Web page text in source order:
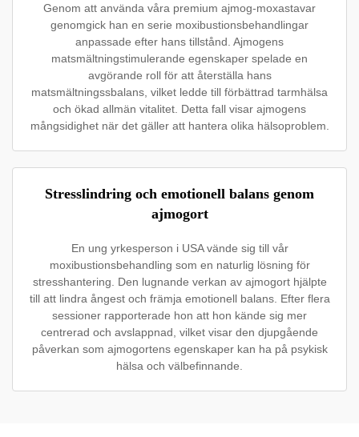
Genom att använda våra premium ajmog-moxastavar
genomgick han en serie moxibustionsbehandlingar
anpassade efter hans tillstånd. Ajmogens
matsmältningstimulerande egenskaper spelade en
avgörande roll för att återställa hans
matsmältningssbalans, vilket ledde till förbättrad tarmhälsa
och ökad allmän vitalitet. Detta fall visar ajmogens
mångsidighet när det gäller att hantera olika hälsoproblem.
Stresslindring och emotionell balans genom
ajmogort
En ung yrkesperson i USA vände sig till vår
moxibustionsbehandling som en naturlig lösning för
stresshantering. Den lugnande verkan av ajmogort hjälpte
till att lindra ångest och främja emotionell balans. Efter flera
sessioner rapporterade hon att hon kände sig mer
centrerad och avslappnad, vilket visar den djupgående
påverkan som ajmogortens egenskaper kan ha på psykisk
hälsa och välbefinnande.